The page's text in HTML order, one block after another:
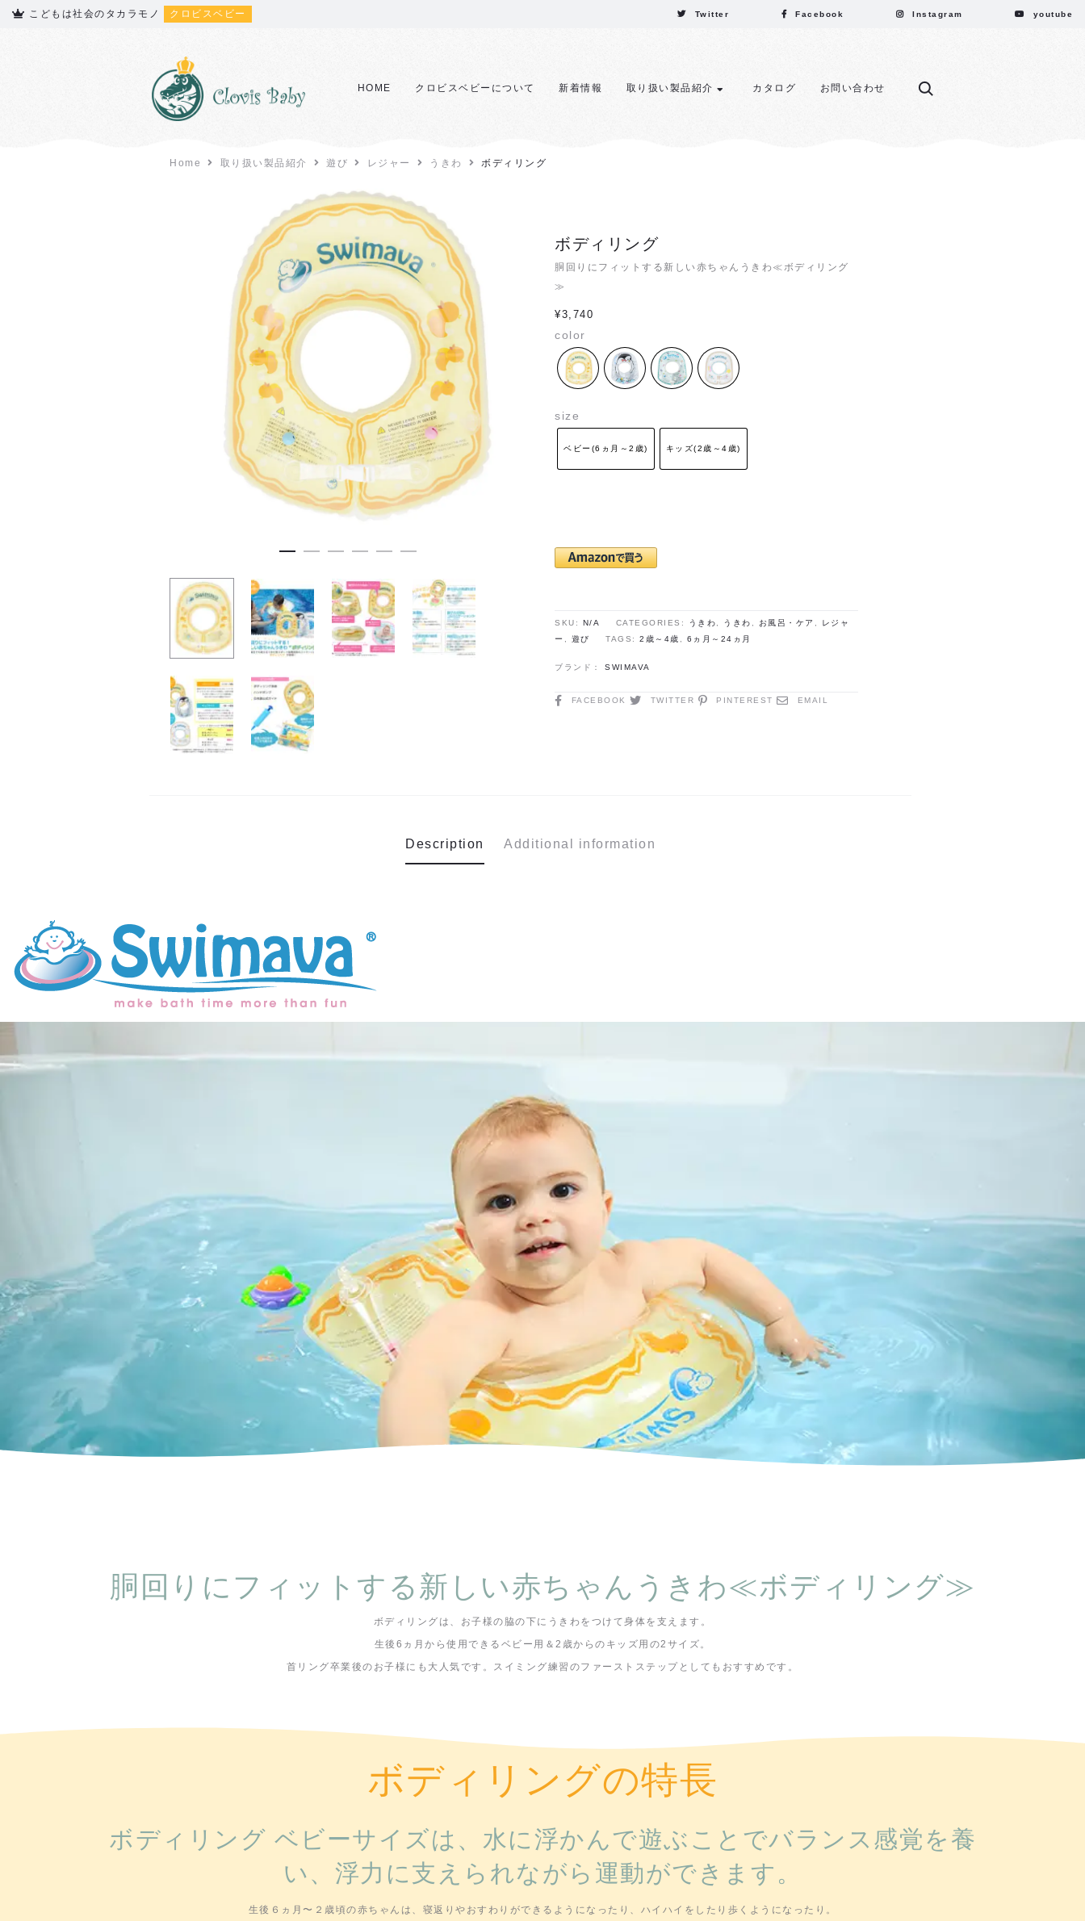
こどもは社会のタカラモノ クロビスベビー Twitter Facebook Instagram youtube
HOME クロビスベビーについて 新着情報 取り扱い製品紹介 カタログ お問い合わせ
Home 取り扱い製品紹介 遊び レジャー うきわ ボディリング
ボディリング
胴回りにフィットする新しい赤ちゃんうきわ≪ボディリング
≫
¥3,740
color
size
ベビー(6ヵ月～2歳) キッズ(2歳～4歳)
SKU: N/A CATEGORIES: うきわ うきわ お風呂・ケア
レジャ
ー
遊び TAGS: 2歳～4歳 6ヵ月～24ヵ月
ブランド： SWIMAVA
FACEBOOK TWITTER PINTEREST EMAIL
Description Additional information
胴回りにフィットする新しい赤ちゃんうきわ≪ボディリング≫
ボディリングは、お子様の脇の下にうきわをつけて身体を支えます。
生後6ヵ月から使用できるベビー用＆2歳からのキッズ用の2サイズ。
首リング卒業後のお子様にも大人気です。スイミング練習のファーストステップとしてもおすすめです。
ボディリングの特長
ボディリング ベビーサイズは、水に浮かんで遊ぶことでバランス感覚を養
い、浮力に支えられながら運動ができます。
生後６ヵ月〜２歳頃の赤ちゃんは、寝返りやおすわりができるようになったり、ハイハイをしたり歩くようになったり。